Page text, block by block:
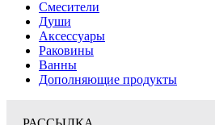
Смесители
Души
Аксессуары
Раковины
Ванны
Дополняющие продукты